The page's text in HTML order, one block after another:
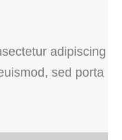
adipiscing
sed porta